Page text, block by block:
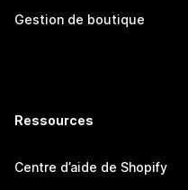
Gestion de boutique
Ressources
Centre d’aide de Shopify